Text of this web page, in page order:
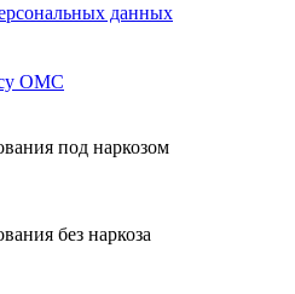
данных
ОМС
под наркозом
без наркоза